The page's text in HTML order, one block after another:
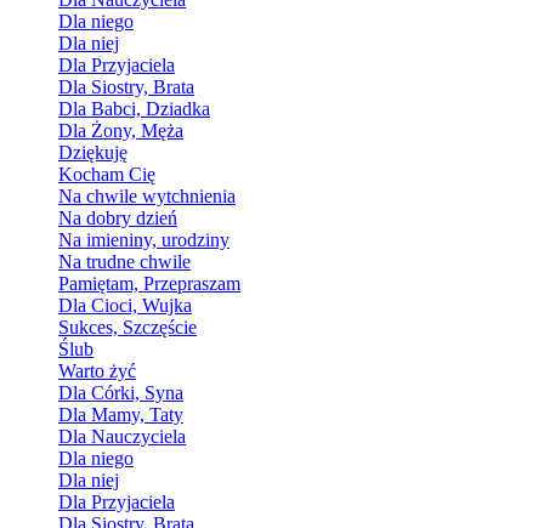
Dla niego
Dla niej
Dla Przyjaciela
Dla Siostry, Brata
Dla Babci, Dziadka
Dla Żony, Męża
Dziękuję
Kocham Cię
Na chwile wytchnienia
Na dobry dzień
Na imieniny, urodziny
Na trudne chwile
Pamiętam, Przepraszam
Dla Cioci, Wujka
Sukces, Szczęście
Ślub
Warto żyć
Dla Córki, Syna
Dla Mamy, Taty
Dla Nauczyciela
Dla niego
Dla niej
Dla Przyjaciela
Dla Siostry, Brata